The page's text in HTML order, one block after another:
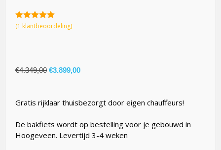
5.00van 5
(1 klantbeoordeling)
€4.349,00 €3.899,00
Gratis rijklaar thuisbezorgt door eigen chauffeurs!
De bakfiets wordt op bestelling voor je gebouwd in
Hoogeveen. Levertijd 3-4 weken